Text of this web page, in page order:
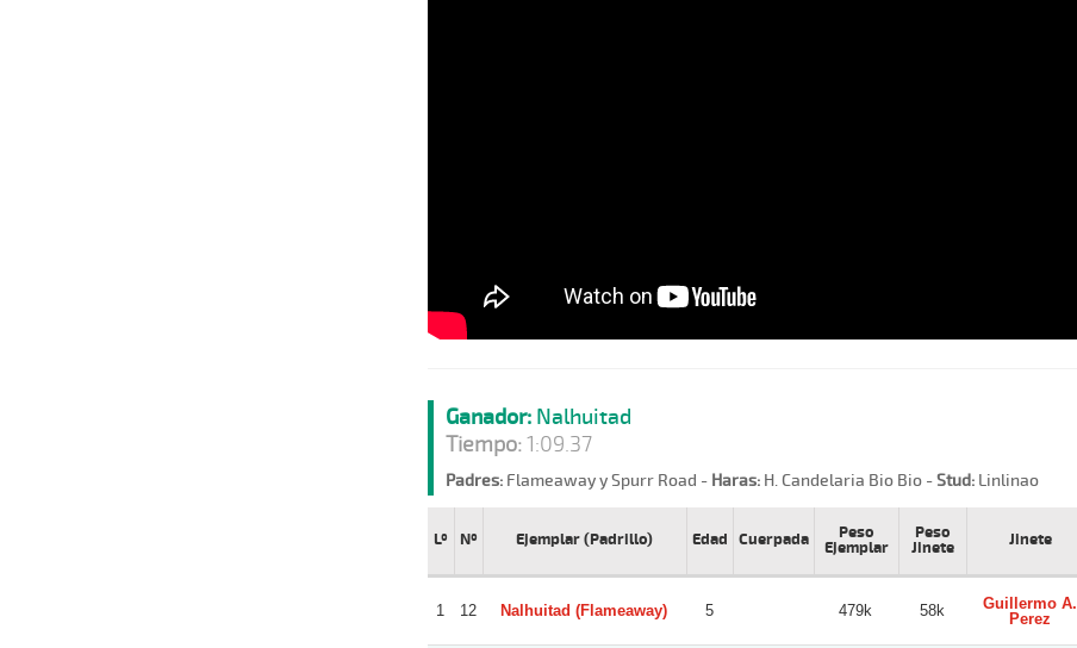
Ganador:Nalhuitad
Tiempo:1:09.37
Padres:Flameaway y Spurr Road - Haras:H. Candelaria Bio Bio -Stud:Linlinao
Lº Nº Ejemplar (Padrillo) Edad Cuerpada
Peso
Ejemplar
Peso
Jinete
Jinete
1 12 Nalhuitad (Flameaway) 5 479k 58k
Guillermo A.
Perez